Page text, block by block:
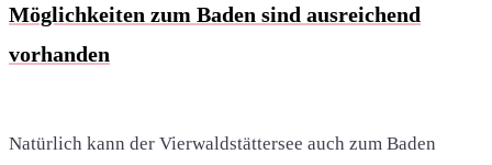
Möglichkeiten zum Baden sind ausreichend
vorhanden
Natürlich kann der Vierwaldstättersee auch zum Baden